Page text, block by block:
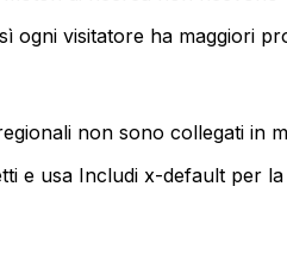
ogni visitatore ha maggiori
non sono collegati in
e usa Includi x-default per